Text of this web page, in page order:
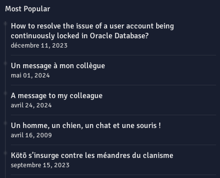
Most Popular
How to resolve the issue of a user account being
continuously locked in Oracle Database?
décembre 11, 2023
Un message à mon collègue
mai 01, 2024
A message to my colleague
avril 24, 2024
Un homme, un chien, un chat et une souris !
avril 16, 2009
Kötõ s’insurge contre les méandres du clanisme
septembre 15, 2023